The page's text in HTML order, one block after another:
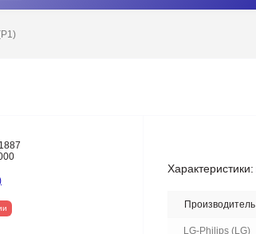
Характеристики:
Производитель
LG-Philips (LG)